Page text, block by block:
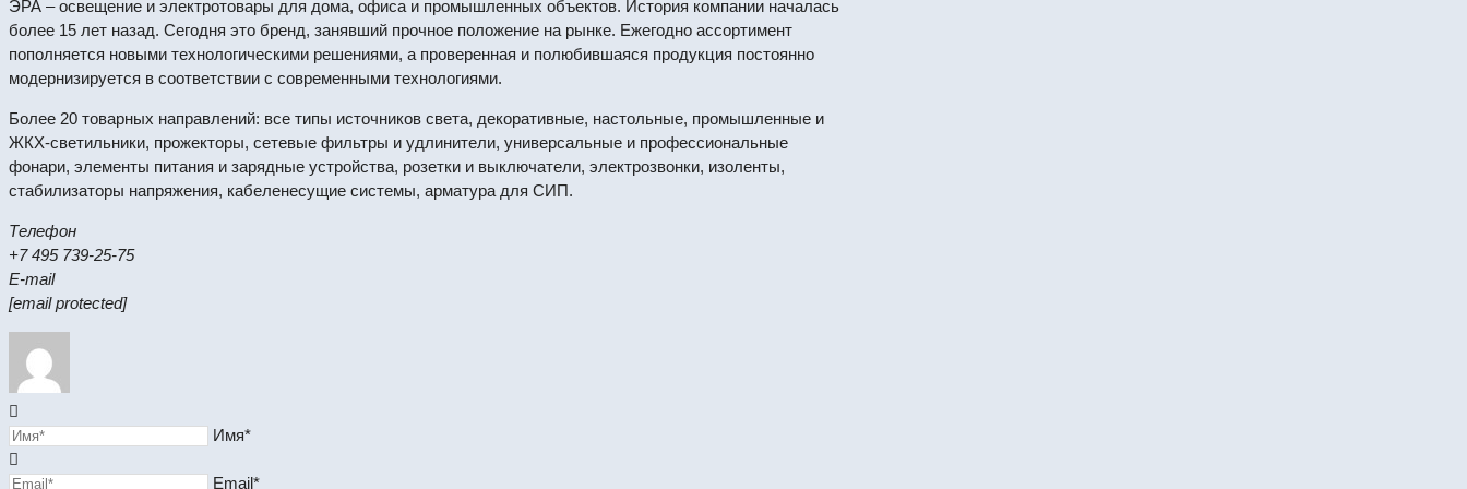
ЭРА – освещение и электротовары для дома, офиса и промышленных объектов. История компании началась
более 15 лет назад. Сегодня это бренд, занявший прочное положение на рынке. Ежегодно ассортимент
пополняется новыми технологическими решениями, а проверенная и полюбившаяся продукция постоянно
модернизируется в соответствии с современными технологиями.
Более 20 товарных направлений: все типы источников света, декоративные, настольные, промышленные и
ЖКХ-светильники, прожекторы, сетевые фильтры и удлинители, универсальные и профессиональные
фонари, элементы питания и зарядные устройства, розетки и выключатели, электрозвонки, изоленты,
стабилизаторы напряжения, кабеленесущие системы, арматура для СИП.
Телефон
+7 495 739-25-75
E-mail
[email protected]
Имя*
Email*